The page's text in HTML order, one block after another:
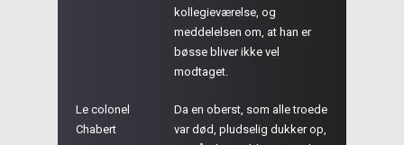
kollegieværelse, og
meddelelsen om, at han er
bøsse bliver ikke vel
modtaget.
Le colonel
Chabert
Da en oberst, som alle troede
var død, pludselig dukker op,